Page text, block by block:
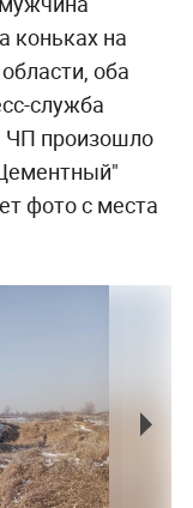
коньках на
оба
служба
ЧП произошло
фото с места